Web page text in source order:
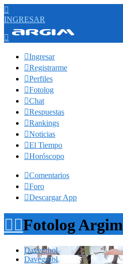

INGRESAR

Ingresar
Registrarme
Perfiles
Fotolog
Chat
Respuestas
Rankings
Noticias
El Tiempo
Horóscopo
Comentarios
Foro
Descargar App
Fotolog Argim
Davegrhol
Davegrhol